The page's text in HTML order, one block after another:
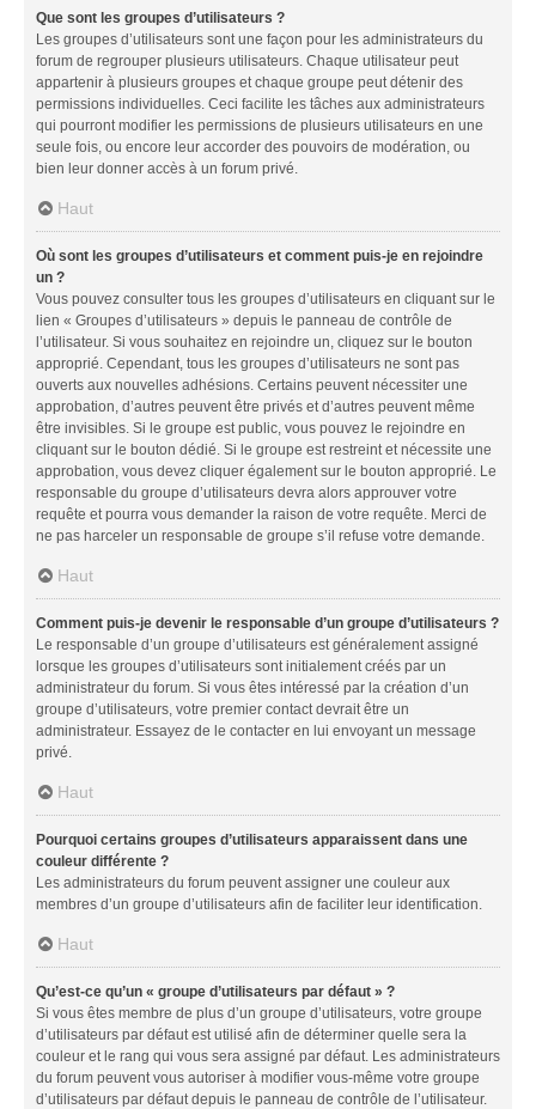
Que sont les groupes d’utilisateurs ?
Les groupes d’utilisateurs sont une façon pour les administrateurs du
forum de regrouper plusieurs utilisateurs. Chaque utilisateur peut
appartenir à plusieurs groupes et chaque groupe peut détenir des
permissions individuelles. Ceci facilite les tâches aux administrateurs
qui pourront modifier les permissions de plusieurs utilisateurs en une
seule fois, ou encore leur accorder des pouvoirs de modération, ou
bien leur donner accès à un forum privé.
Haut
Où sont les groupes d’utilisateurs et comment puis-je en rejoindre
un ?
Vous pouvez consulter tous les groupes d’utilisateurs en cliquant sur le
lien « Groupes d’utilisateurs » depuis le panneau de contrôle de
l’utilisateur. Si vous souhaitez en rejoindre un, cliquez sur le bouton
approprié. Cependant, tous les groupes d’utilisateurs ne sont pas
ouverts aux nouvelles adhésions. Certains peuvent nécessiter une
approbation, d’autres peuvent être privés et d’autres peuvent même
être invisibles. Si le groupe est public, vous pouvez le rejoindre en
cliquant sur le bouton dédié. Si le groupe est restreint et nécessite une
approbation, vous devez cliquer également sur le bouton approprié. Le
responsable du groupe d’utilisateurs devra alors approuver votre
requête et pourra vous demander la raison de votre requête. Merci de
ne pas harceler un responsable de groupe s’il refuse votre demande.
Haut
Comment puis-je devenir le responsable d’un groupe d’utilisateurs ?
Le responsable d’un groupe d’utilisateurs est généralement assigné
lorsque les groupes d’utilisateurs sont initialement créés par un
administrateur du forum. Si vous êtes intéressé par la création d’un
groupe d’utilisateurs, votre premier contact devrait être un
administrateur. Essayez de le contacter en lui envoyant un message
privé.
Haut
Pourquoi certains groupes d’utilisateurs apparaissent dans une
couleur différente ?
Les administrateurs du forum peuvent assigner une couleur aux
membres d’un groupe d’utilisateurs afin de faciliter leur identification.
Haut
Qu’est-ce qu’un « groupe d’utilisateurs par défaut » ?
Si vous êtes membre de plus d’un groupe d’utilisateurs, votre groupe
d’utilisateurs par défaut est utilisé afin de déterminer quelle sera la
couleur et le rang qui vous sera assigné par défaut. Les administrateurs
du forum peuvent vous autoriser à modifier vous-même votre groupe
d’utilisateurs par défaut depuis le panneau de contrôle de l’utilisateur.